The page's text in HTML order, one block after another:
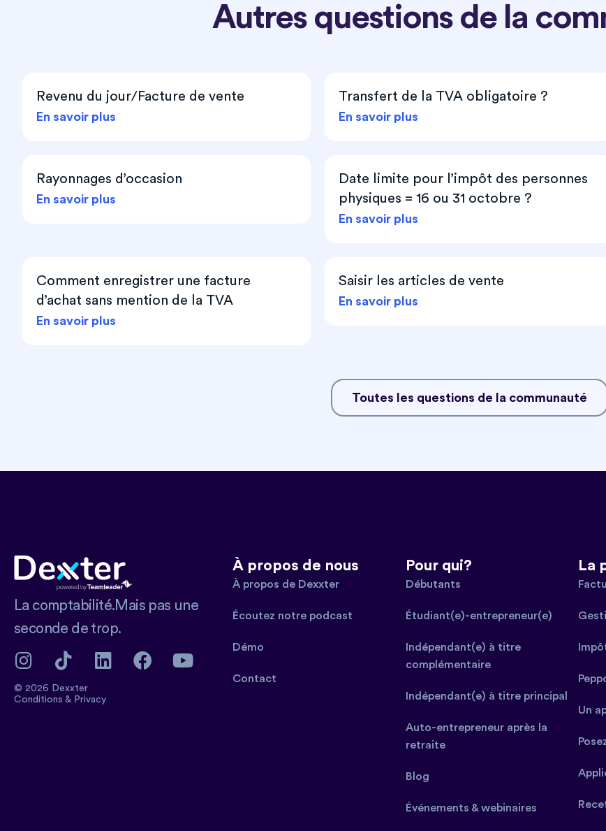
Autres questions de la
Revenu du jour/Facture de vente
En savoir plus
Transfert de la TVA obligatoire ?
En savoir plus
Rayonnages d’occasion
En savoir plus
Date limite pour l’impôt des personnes
physiques = 16 ou 31 octobre ?
En savoir plus
Comment enregistrer une facture
d’achat sans mention de la TVA
En savoir plus
Saisir les articles de vente
En savoir plus
Toutes les questions de la communauté
La comptabilité.Mais pas une
seconde de trop.
© 2026 Dexxter
Conditions & Privacy
À propos de nous
À propos de Dexxter
Écoutez notre podcast
Démo
Contact
Pour qui?
Débutants
Étudiant(e)-entrepreneur(e)
Indépendant(e) à titre
complémentaire
Indépendant(e) à titre principal
Auto-entrepreneur après la
retraite
Blog
Événements & webinaires
La
Un